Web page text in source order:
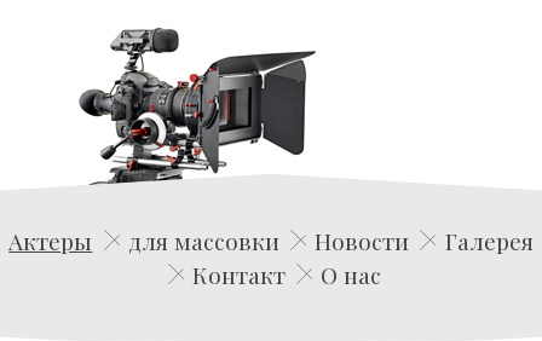
Edwin Film Agencja Aktorska
Актеры для массовки Новости
Галерея
Контакт
О нас